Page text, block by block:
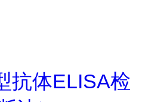
抗体ELISA检